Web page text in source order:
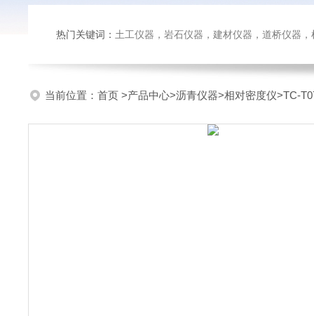
热门关键词： 土工仪器，岩石仪器，建材仪器，道桥仪器，检测
当前位置： 首页 >产品中心>沥青仪器>相对密度仪>TC-